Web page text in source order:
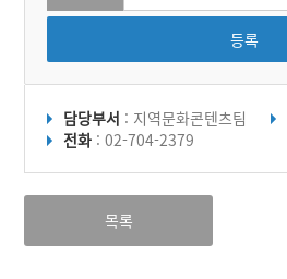
등록
담당부서 : 지역문화콘텐츠팀
전화 : 02-704-2379
목록